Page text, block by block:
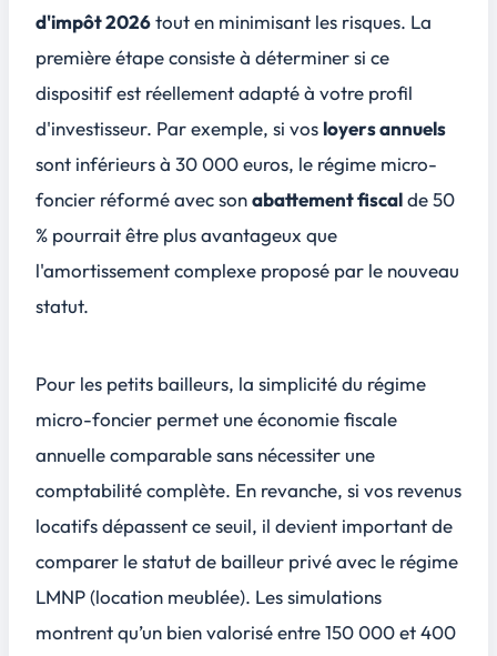
d'impôt 2026tout en minimisant les risques. La
première étape consiste à déterminer si ce
dispositif est réellement adapté à votre profil
d'investisseur. Par exemple, si vos loyers annuels
sont inférieurs à 30 000 euros, le régime micro-
foncier réformé avec sonabattement fiscalde 50
% pourrait être plus avantageux que
l'amortissement complexe proposé par le nouveau
statut.
Pour les petits bailleurs, la simplicité du régime
micro-foncier permet une économie fiscale
annuelle comparable sans nécessiter une
comptabilité complète. En revanche, si vos revenus
locatifs dépassent ce seuil, il devient important de
comparer le statut de bailleur privé avec le régime
LMNP (location meublée). Les simulations
montrent qu’un bien valorisé entre 150 000 et 400